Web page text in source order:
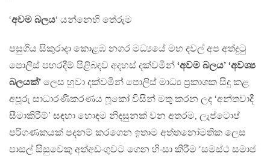
‘අවම බලය‘ යන්නෙහි තේරුම
පසුගිය සිකුරාදා කොළඹ නගර මධ්‍යයේ මහ දවල් අප අත්දුටු
පොලිස් පහරදීම් පිළිබඳව අදහස් දක්වමින් ‘අවම බලය’ ‘අවශ්‍ය
බලයක්’ ලෙස හුවා දක්වමින් පොලිස් මාධ්‍ය ප්‍රකාශක සිදු කළ
අපූරු සාධාරණීකරණය ෆූකෝ විසින් මතු කරන ලද ‘අන්තවාදී
සීමාකිරීම්’ සඳහා හොඳම නිදසුනක් වන අතරම, ලැප්ටොප්
පරිගණකයක් පදනම් කරගෙන ඉතාම අත්තනෝමතික ලෙස
පාසල් සිසුවෙකු අත්අඩංගුවට ගෙන හිංසා කිරීම ‘සමස්ථ සමාජ